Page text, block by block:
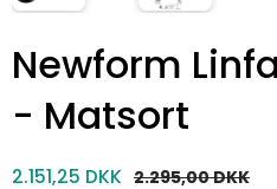
Newform
- Matsort
2.151,25 DKK 2.295,00 DKK